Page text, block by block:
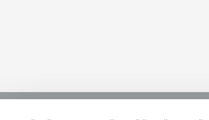
Etusivu Tuotteet